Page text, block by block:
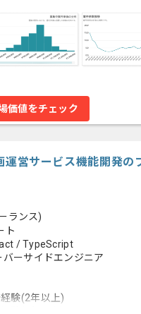
価値をチェック
運営サービス機能開発
ランス)
ト
/ TypeScript
ーサイドエンジニア
験(2年以上)